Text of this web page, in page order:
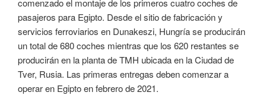
comenzado el montaje de los primeros cuatro coches de
pasajeros para Egipto. Desde el sitio de fabricación y
servicios ferroviarios en Dunakeszi, Hungría se producirán
un total de 680 coches mientras que los 620 restantes se
producirán en la planta de TMH ubicada en la Ciudad de
Tver, Rusia. Las primeras entregas deben comenzar a
operar en Egipto en febrero de 2021.